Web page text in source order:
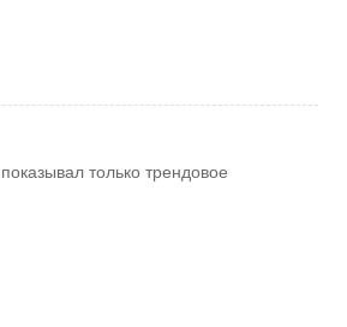
только трендовое